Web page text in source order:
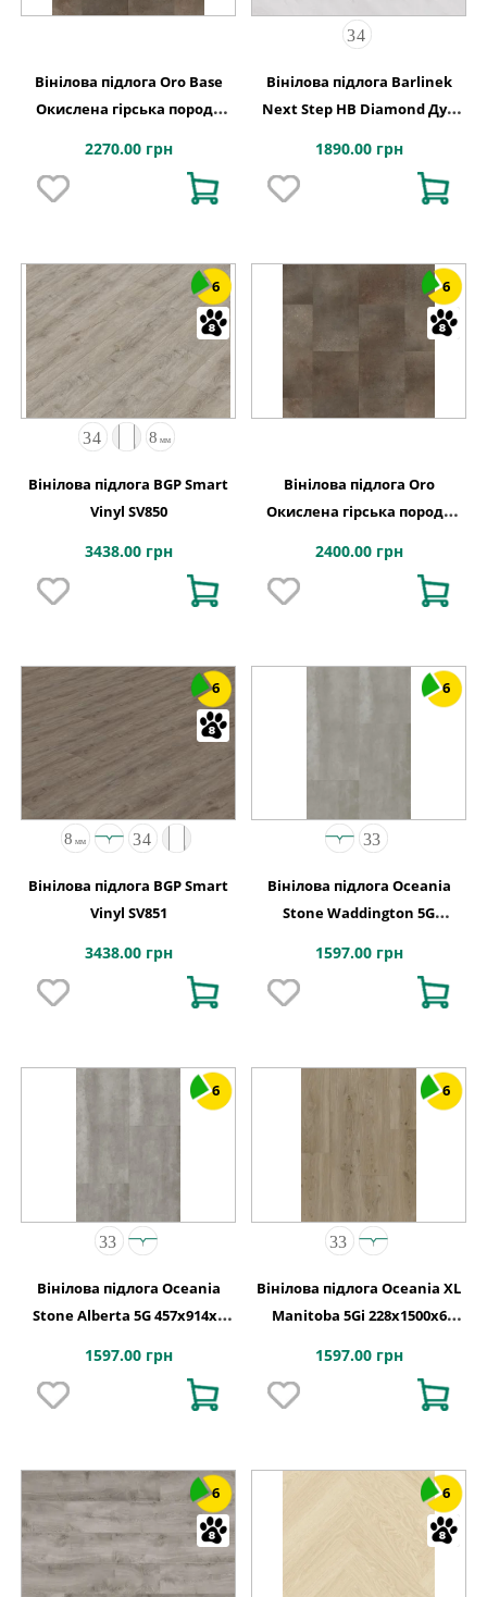
Вінілова підлога Oro Base
Окислена гірська порода
2270.00 грн
Вінілова підлога Barlinek
Next Step HB Diamond Дуб
1890.00 грн
6
Вінілова підлога BGP Smart
Vinyl SV850
3438.00 грн
6
Вінілова підлога Oro
Окислена гірська порода
2400.00 грн
6
Вінілова підлога BGP Smart
Vinyl SV851
3438.00 грн
6
Вінілова підлога Oceania
Stone Waddington 5G
1597.00 грн
6
Вінілова підлога Oceania
Stone Alberta 5G 457x914х6
1597.00 грн
6
Вінілова підлога Oceania XL
Manitoba 5Gi 228x1500х6
1597.00 грн
6 6